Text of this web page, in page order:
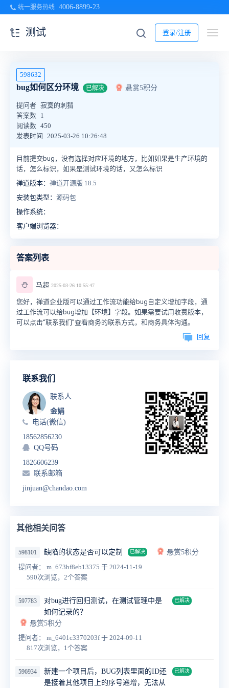
统一服务热线 4006-8899-23
登录/注册
测试
598632
bug如何区分环境 已解决 悬赏5积分
提问者 寂寞的刺猬
答案数 1
阅读数 450
发表时间
2025-03-26 10:26:48
目前提交bug，没有选择对应环境的地方，比如如果是生产环境的
话，怎么标识，如果是测试环境的话，又怎么标识
禅道版本： 禅道开源版 18.5
安装包类型： 源码包
操作系统：
客户端浏览器：
答案列表
⛄ 马超 2025-03-26 10:55:47
您好，禅道企业版可以通过工作流功能给bug自定义增加字段，通
过工作流可以给bug增加【环境】字段。如果需要试用收费版本，
可以点击“联系我们”查看商务的联系方式，和商务具体沟通。
回复
联系我们
联系人
金娟
电话(微信)
18562856230
QQ号码
1826606239
联系邮箱
jinjuan@chandao.com
其他相关问答
598101 缺陷的状态是否可以定制 已解决
悬赏5积分
提问者： m_673bf8eb13375 于 2024-11-19
590次浏览，2个答案
597783
对bug进行回归测试，在测试管理中是
如何记录的？
已解决
悬赏5积分
提问者： m_6401c3370203f于 2024-09-11
817次浏览，1个答案
596934
新建一个项目后，BUG列表里面的ID还
是接着其他项目上的序号递增，无法从
已解决